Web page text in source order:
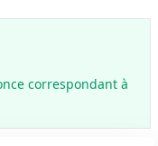
correspondant à